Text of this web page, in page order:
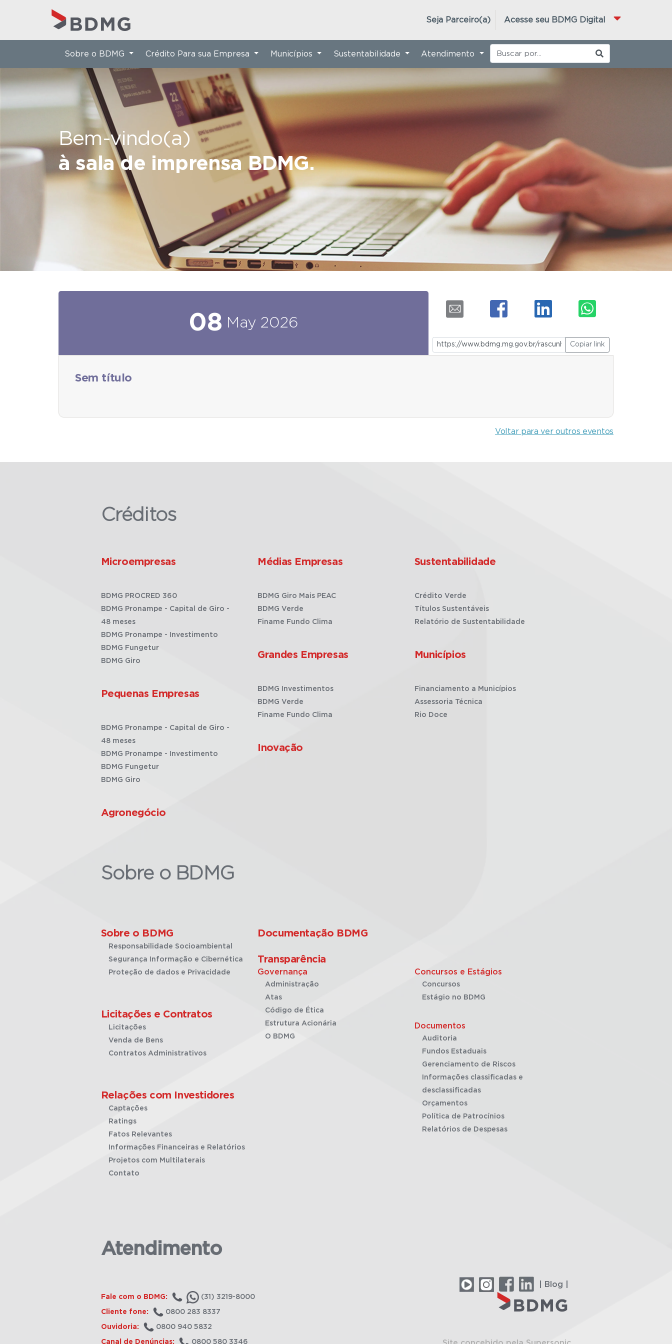
Acesse seu BDMG Digital
Seja Parceiro(a)
Bem-vindo(a)
à sala de imprensa BDMG.
Sobre o BDMG Crédito Para sua Empresa Municípios Sustentabilidade Atendimento
08 May 2026
Copiar link
Sem título
Voltar para ver outros eventos
Créditos
Microempresas
BDMG PROCRED 360
BDMG Pronampe - Capital de Giro -
48 meses
BDMG Pronampe - Investimento
BDMG Fungetur
BDMG Giro
Pequenas Empresas
BDMG Pronampe - Capital de Giro -
48 meses
BDMG Pronampe - Investimento
BDMG Fungetur
BDMG Giro
Agronegócio
Médias Empresas
BDMG Giro Mais PEAC
BDMG Verde
Finame Fundo Clima
Grandes Empresas
BDMG Investimentos
BDMG Verde
Finame Fundo Clima
Inovação
Sustentabilidade
Crédito Verde
Títulos Sustentáveis
Relatório de Sustentabilidade
Municípios
Financiamento a Municípios
Assessoria Técnica
Rio Doce
Sobre o BDMG
Sobre o BDMG
Responsabilidade Socioambiental
Segurança Informação e Cibernética
Proteção de dados e Privacidade
Licitações e Contratos
Licitações
Venda de Bens
Contratos Administrativos
Relações com Investidores
Captações
Ratings
Fatos Relevantes
Informações Financeiras e Relatórios
Projetos com Multilaterais
Contato
Documentação BDMG
Transparência
Governança
Administração
Atas
Código de Ética
Estrutura Acionária
O BDMG
Concursos e Estágios
Concursos
Estágio no BDMG
Documentos
Auditoria
Fundos Estaduais
Gerenciamento de Riscos
Informações classificadas e
desclassificadas
Orçamentos
Política de Patrocínios
Relatórios de Despesas
Atendimento
Fale com o BDMG: (31) 3219-8000
Cliente fone: 0800 283 8337
Ouvidoria: 0800 940 5832
Canal de Denúncias: 0800 580 3346
| Blog |